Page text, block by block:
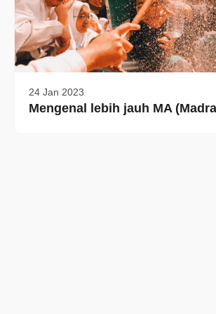
24 Jan 2023
Mengenal lebih jauh MA